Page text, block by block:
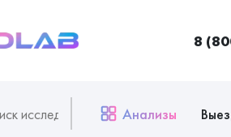
8
Анализы